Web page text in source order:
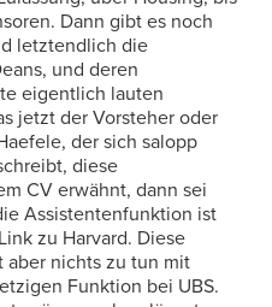
Dann gibt es noch
letztendlich die
und deren
eigentlich lauten
jetzt der Vorsteher oder
der sich salopp
diese
CV erwähnt, dann sei
Assistentenfunktion ist
zu Harvard. Diese
nichts zu tun mit
Funktion bei UBS.